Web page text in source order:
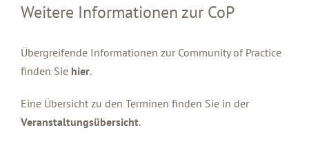
Weitere Informationen zur CoP
Übergreifende Informationen zur Community of Practice
finden Sie hier.
Eine Übersicht zu den Terminen finden Sie in der
Veranstaltungsübersicht.